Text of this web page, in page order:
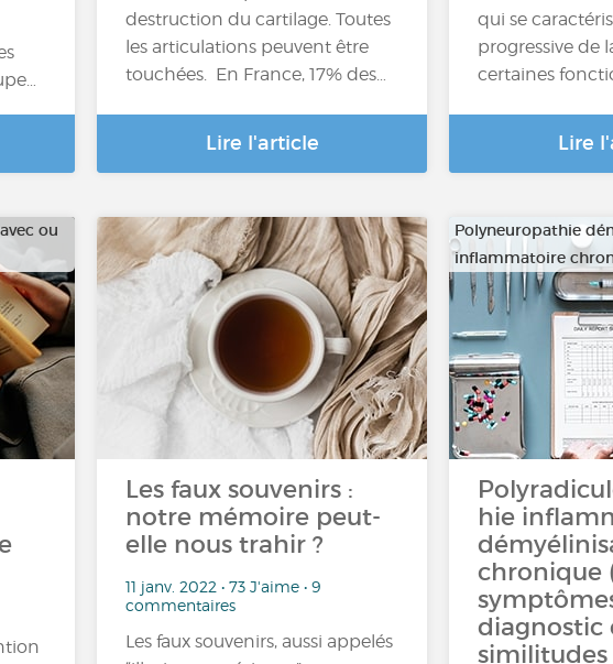
destruction du cartilage. Toutes
les articulations peuvent être
touchées. En France, 17% des…
Lire l'article
qui se
progressive de
certaines
Lire
ou
Les faux souvenirs :
notre mémoire peut-
elle nous trahir ?
11 janv. 2022 • 73 J'aime • 9
commentaires
Les faux souvenirs, aussi appelés
Polyneuropathie
inflammatoire
hie
chronique
diagnostic
similitudes